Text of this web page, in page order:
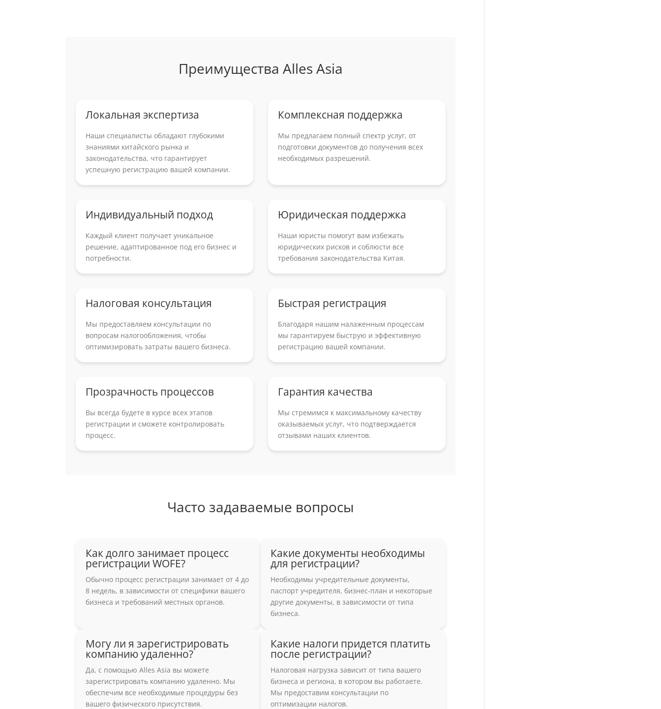
Преимущества Alles Asia
Локальная экспертиза
Наши специалисты обладают глубокими
знаниями китайского рынка и
законодательства, что гарантирует
успешную регистрацию вашей компании.
Комплексная поддержка
Мы предлагаем полный спектр услуг, от
подготовки документов до получения всех
необходимых разрешений.
Индивидуальный подход
Каждый клиент получает уникальное
решение, адаптированное под его бизнес и
потребности.
Юридическая поддержка
Наши юристы помогут вам избежать
юридических рисков и соблюсти все
требования законодательства Китая.
Налоговая консультация
Мы предоставляем консультации по
вопросам налогообложения, чтобы
оптимизировать затраты вашего бизнеса.
Быстрая регистрация
Благодаря нашим налаженным процессам
мы гарантируем быструю и эффективную
регистрацию вашей компании.
Прозрачность процессов
Вы всегда будете в курсе всех этапов
регистрации и сможете контролировать
процесс.
Гарантия качества
Мы стремимся к максимальному качеству
оказываемых услуг, что подтверждается
отзывами наших клиентов.
Часто задаваемые вопросы
Как долго занимает процесс
регистрации WOFE?
Обычно процесс регистрации занимает от 4 до
8 недель, в зависимости от специфики вашего
бизнеса и требований местных органов.
Какие документы необходимы
для регистрации?
Необходимы учредительные документы,
паспорт учредителя, бизнес-план и некоторые
другие документы, в зависимости от типа
бизнеса.
Могу ли я зарегистрировать
компанию удаленно?
Да, с помощью Alles Asia вы можете
зарегистрировать компанию удаленно. Мы
обеспечим все необходимые процедуры без
вашего физического присутствия.
Какие налоги придется платить
после регистрации?
Налоговая нагрузка зависит от типа вашего
бизнеса и региона, в котором вы работаете.
Мы предоставим консультации по
оптимизации налогов.